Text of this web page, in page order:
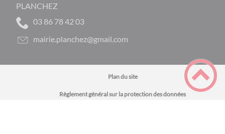
PLANCHEZ
30 24 87 68 30
moc.liamg@zehcnalp.eiriam
Plan du site
Règlement général sur la protection des données